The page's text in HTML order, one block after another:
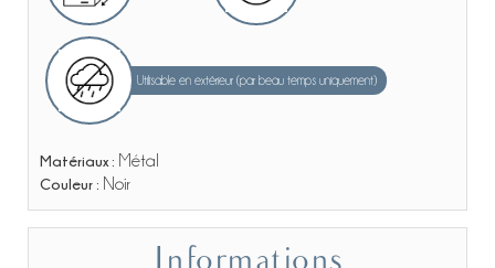
Utilisable en extérieur (par beau temps uniquement)
Matériaux : Métal
Couleur : Noir